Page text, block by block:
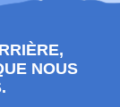
NOUS